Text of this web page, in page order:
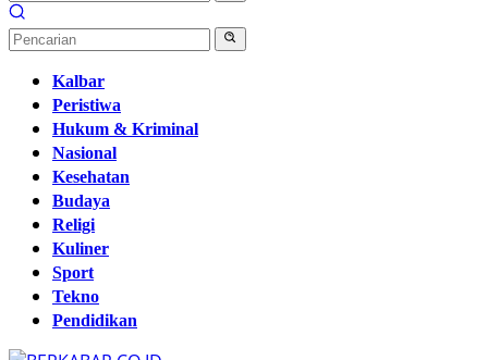
Kalbar
Peristiwa
Hukum & Kriminal
Nasional
Kesehatan
Budaya
Religi
Kuliner
Sport
Tekno
Pendidikan